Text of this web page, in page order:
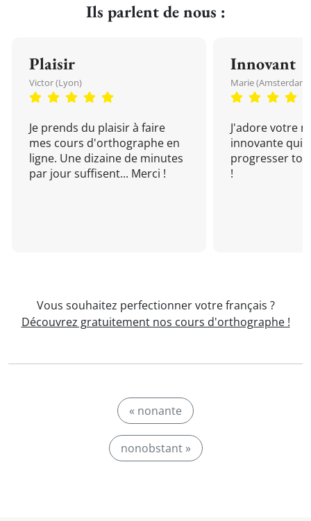
Ils parlent de nous :
Plaisir
Victor (Lyon)
Je prends du plaisir à faire
mes cours d'orthographe en
ligne. Une dizaine de minutes
par jour suffisent... Merci !
Innovant
Marie (Amsterdam)
J'adore votre
innovante qui
progresser
!
Vous souhaitez perfectionner votre français ?
Découvrez gratuitement nos cours d'orthographe !
« nonante
nonobstant »